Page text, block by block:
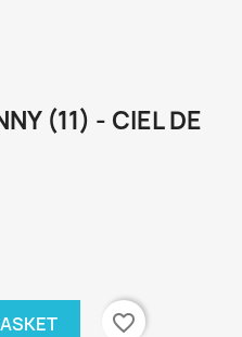
(11) - CIEL DE
favorite_border